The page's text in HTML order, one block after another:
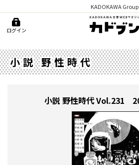
KADOKAWA Group
ログイン
小説 野性時代
小説 野性時代Vol.231